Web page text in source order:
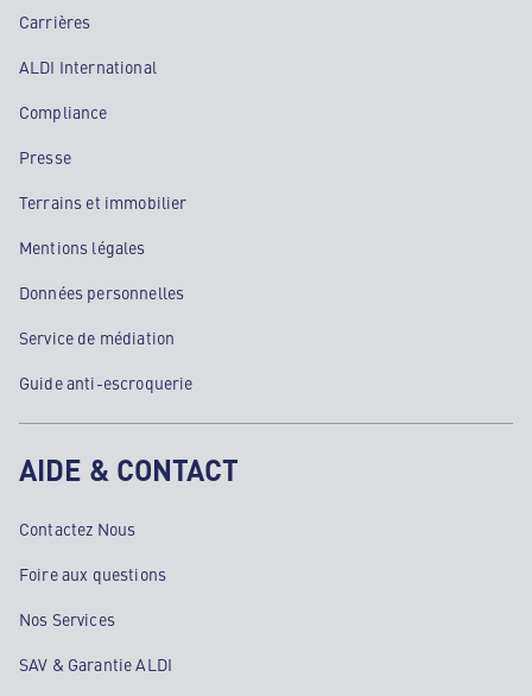
Carrières
ALDI International
Compliance
Presse
Terrains et immobilier
Mentions légales
Données personnelles
Service de médiation
Guide anti-escroquerie
AIDE & CONTACT
Contactez Nous
Foire aux questions
Nos Services
SAV & Garantie ALDI